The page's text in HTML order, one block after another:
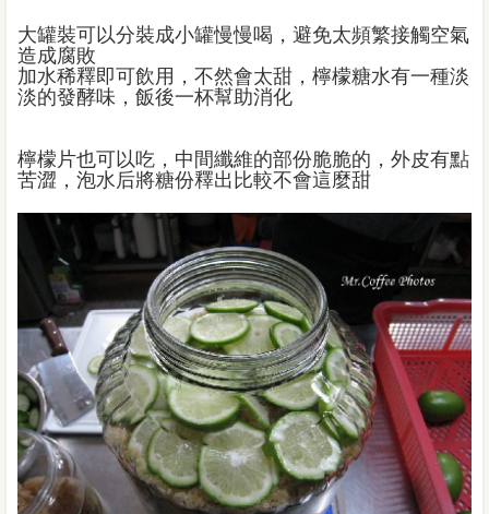
大罐裝可以分裝成小罐慢慢喝，避免太頻繁接觸空氣
造成腐敗
加水稀釋即可飲用，不然會太甜，檸檬糖水有一種淡
淡的發酵味，飯後一杯幫助消化
檸檬片也可以吃，中間纖維的部份脆脆的，外皮有點
苦澀，泡水后將糖份釋出比較不會這麼甜